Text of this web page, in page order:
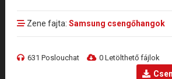
Zene fajta: Samsung csengőhangok
631 Poslouchat 0 Letölthető fájlok